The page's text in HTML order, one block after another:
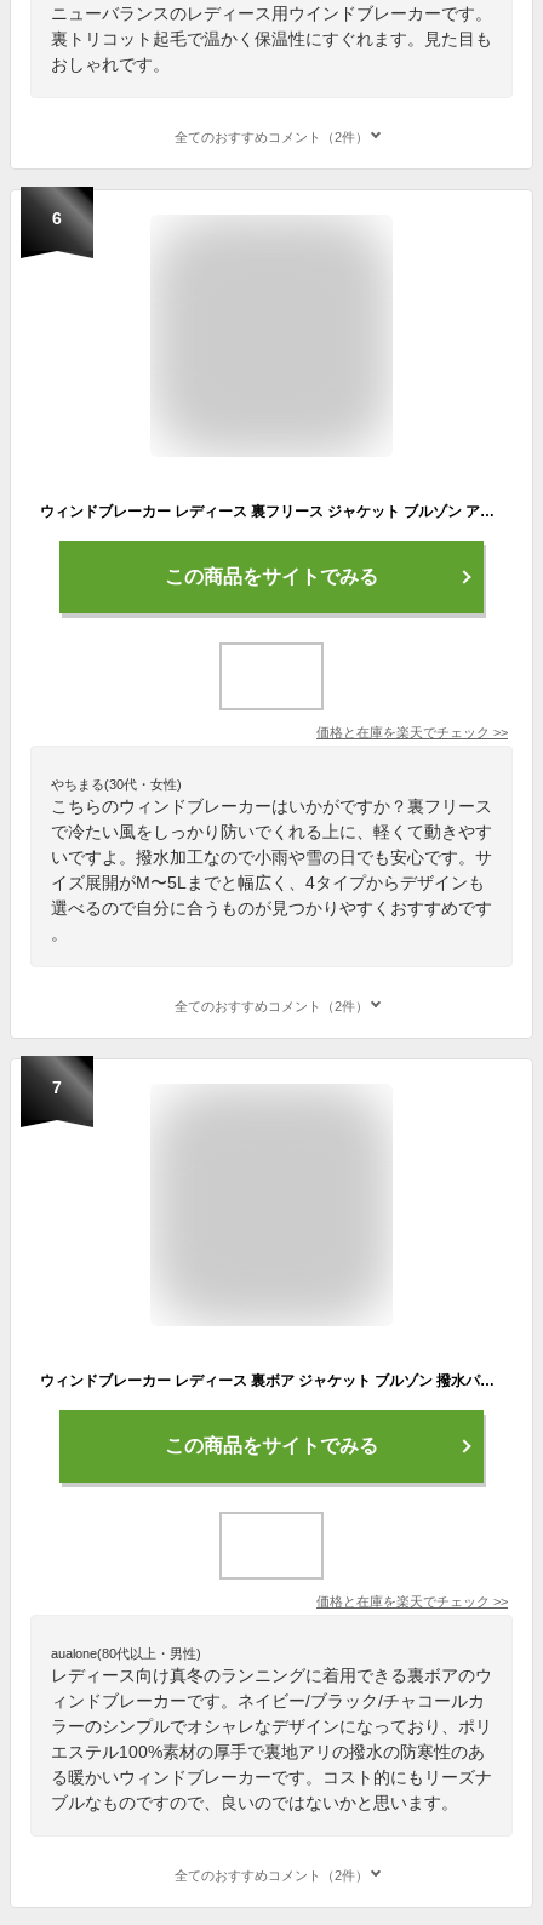
ニューバランスのレディース用ウインドブレーカーです。
裏トリコット起毛で温かく保温性にすぐれます。見た目も
おしゃれです。
全てのおすすめコメント（2件）
6
ウィンドブレーカー レディース 裏フリース ジャケット ブルゾン アウター マウンテンパーカー 撥水パーカー スポーツ ランニングウェア 防寒着 秋 冬 裏起毛 中綿 撥水 ジップアップ ナイロン パーカー ネイビー グレー ピンク ドット柄 無地 M/L/LL/3L/4L/5L 大きいサイズ
この商品をサイトでみる
価格と在庫を楽天でチェック >>
やちまる(30代・女性)
こちらのウィンドブレーカーはいかがですか？裏フリース
で冷たい風をしっかり防いでくれる上に、軽くて動きやす
いですよ。撥水加工なので小雨や雪の日でも安心です。サ
イズ展開がM〜5Lまでと幅広く、4タイプからデザインも
選べるので自分に合うものが見つかりやすくおすすめです
。
全てのおすすめコメント（2件）
7
ウィンドブレーカー レディース 裏ボア ジャケット ブルゾン 撥水パーカー マウンテンパーカー 秋 冬 撥水 中綿 ボア 裏フリース アウター ナイロン パーカー ランニング ウェア スポーツ 黒 ネイビー ブラック グレー ドット柄 チャコール M/L/LL/3L/4L/5L 大きいサイズ
この商品をサイトでみる
価格と在庫を楽天でチェック >>
aualone(80代以上・男性)
レディース向け真冬のランニングに着用できる裏ボアのウ
ィンドブレーカーです。ネイビー/ブラック/チャコールカ
ラーのシンプルでオシャレなデザインになっており、ポリ
エステル100%素材の厚手で裏地アリの撥水の防寒性のあ
る暖かいウィンドブレーカーです。コスト的にもリーズナ
ブルなものですので、良いのではないかと思います。
全てのおすすめコメント（2件）